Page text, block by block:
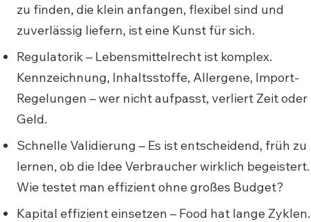
zu finden, die klein anfangen, flexibel sind und
zuverlässig liefern, ist eine Kunst für sich.
Regulatorik – Lebensmittelrecht ist komplex.
Kennzeichnung, Inhaltsstoffe, Allergene, Import-
Regelungen – wer nicht aufpasst, verliert Zeit oder
Geld.
Schnelle Validierung – Es ist entscheidend, früh zu
lernen, ob die Idee Verbraucher wirklich begeistert.
Wie testet man effizient ohne großes Budget?
Kapital effizient einsetzen – Food hat lange Zyklen.